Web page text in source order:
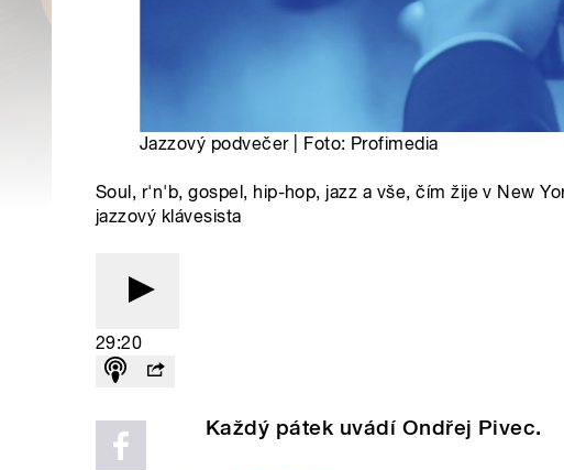
Jazzový podvečer | Foto: Profimedia
Soul, r'n'b, gospel, hip-hop, jazz a vše, čím žije v New
jazzový klávesista
29:20
Každý pátek uvádí Ondřej Pivec.